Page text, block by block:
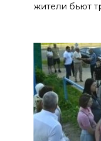
жители бьют